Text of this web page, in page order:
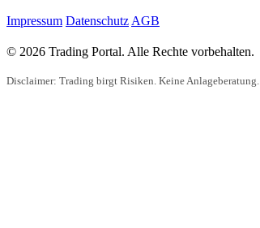
Impressum Datenschutz AGB
© 2026 Trading Portal. Alle Rechte vorbehalten.
Disclaimer: Trading birgt Risiken. Keine Anlageberatung.